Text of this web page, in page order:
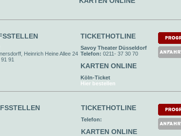
Heinrich Heine Allee 24
91
TICKETHOTLINE
Savoy Theater Düsseldorf
Telefon: 0211- 37 30 70
KARTEN ONLINE
Köln-Ticket
Hier bestellen
TICKETHOTLINE
Telefon:
KARTEN ONLINE